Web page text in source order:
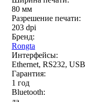
80 мм
Разрешение печати:
203 dpi
Бренд:
Rongta
Интерфейсы:
Ethernet, RS232, USB
Гарантия:
1 год
Bluetooth: